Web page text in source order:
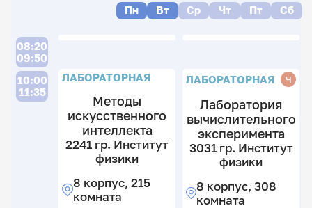
Пн Вт Ср Чт Пт Сб
08:20
09:50
10:00
11:35
ЛАБОРАТОРНАЯ
Методы
искусственного
интеллекта
2241 гр. Институт
физики
8 корпус, 215
комната
ЛАБОРАТОРНАЯ Ч
Лаборатория
вычислительного
эксперимента
3031 гр. Институт
физики
8 корпус, 308
комната